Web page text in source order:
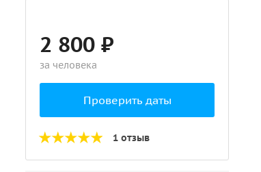
2 800 ₽
за человека
Проверить даты
1 отзыв